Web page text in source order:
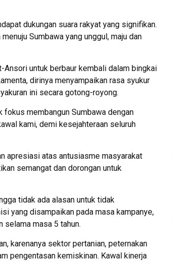
dukungan suara rakyat yang signifikan.
Sumbawa yang unggul, maju dan
untuk berbaur kembali dalam bingkai
dirinya menyampaikan rasa syukur
ini secara gotong-royong.
fokus membangun Sumbawa dengan
kami, demi kesejahteraan seluruh
apresiasi atas antusiasme masyarakat
semangat dan dorongan untuk
tidak ada alasan untuk tidak
yang disampaikan pada masa kampanye,
masa 5 tahun.
karenanya sektor pertanian, peternakan
pengentasan kemiskinan. Kawal kinerja